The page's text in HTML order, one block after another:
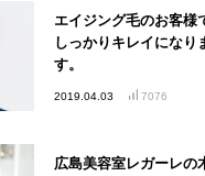
エイジング毛のお客様
しっかりキレイになり
す。
2019.04.03 7076
広島美容室レガーレの